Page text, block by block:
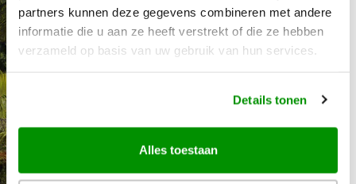
partners kunnen deze gegevens combineren met andere
informatie die u aan ze heeft verstrekt of die ze hebben
verzameld op basis van uw gebruik van hun services.
Details tonen
Alles toestaan
Verzekeringen